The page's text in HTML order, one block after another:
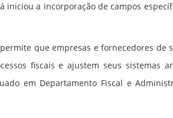
iniciou a incorporação de campos
que empresas e fornecedores de
fiscais e ajustem seus sistemas
em Departamento Fiscal e